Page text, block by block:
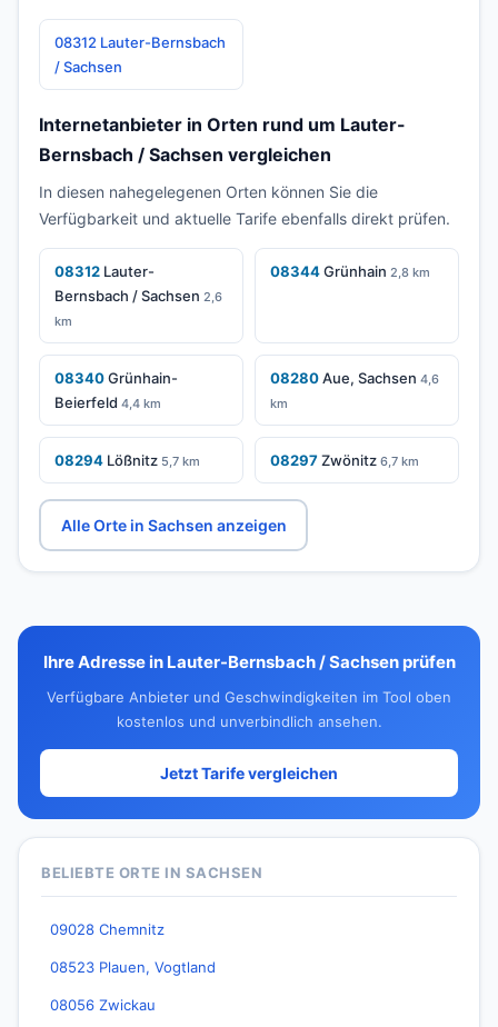
08312 Lauter-Bernsbach
/ Sachsen
Internetanbieter in Orten rund um Lauter-
Bernsbach / Sachsen vergleichen
In diesen nahegelegenen Orten können Sie die
Verfügbarkeit und aktuelle Tarife ebenfalls direkt prüfen.
08312 Lauter-
Bernsbach / Sachsen 2,6
km
08344Grünhain 2,8 km
08340Grünhain-
Beierfeld 4,4 km
08280Aue, Sachsen 4,6
km
08294 Lößnitz 5,7 km 08297Zwönitz 6,7 km
Alle Orte in Sachsen anzeigen
Ihre Adresse in Lauter-Bernsbach / Sachsen prüfen
Verfügbare Anbieter und Geschwindigkeiten im Tool oben
kostenlos und unverbindlich ansehen.
Jetzt Tarife vergleichen
BELIEBTE ORTE IN SACHSEN
09028 Chemnitz
08523 Plauen, Vogtland
08056 Zwickau